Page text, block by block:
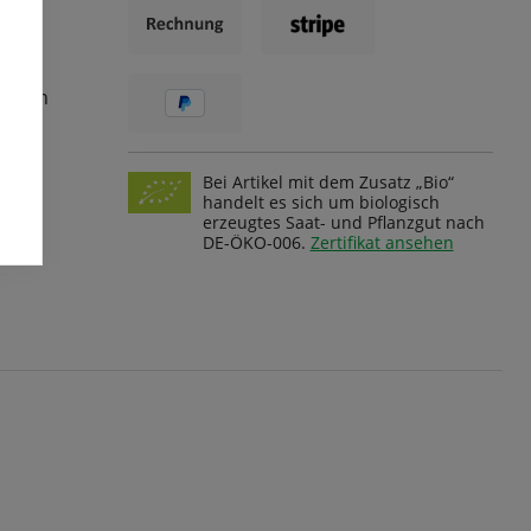
Bei Artikel mit dem Zusatz „Bio“
handelt es sich um biologisch
erzeugtes Saat- und Pflanzgut nach
DE-ÖKO-006. Zertifikat ansehen